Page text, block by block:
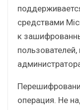
средствами
к
операция. Не